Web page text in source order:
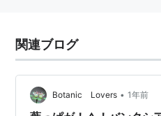
関連ブログ
Botanic Lovers • 1年前